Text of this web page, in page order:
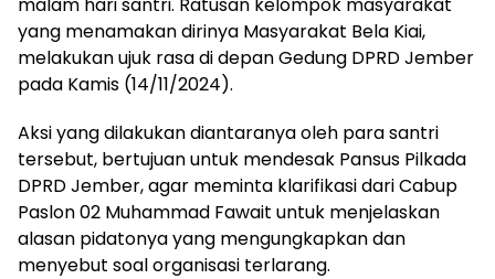
yang menamakan dirinya Masyarakat Bela Kiai,
melakukan ujuk rasa di depan Gedung DPRD Jember
pada Kamis (14/11/2024).
Aksi yang dilakukan diantaranya oleh para santri
tersebut, bertujuan untuk mendesak Pansus Pilkada
DPRD Jember, agar meminta klarifikasi dari Cabup
Paslon 02 Muhammad Fawait untuk menjelaskan
alasan pidatonya yang mengungkapkan dan
menyebut soal organisasi terlarang.